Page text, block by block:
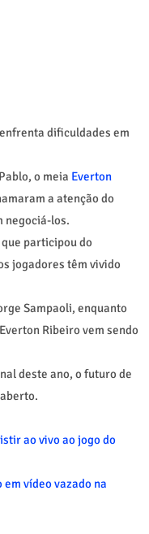
enfrenta dificuldades em
o meia Everton
a atenção do
negociá-los.
participou do
jogadores têm vivido
Sampaoli, enquanto
Ribeiro vem sendo
deste ano, o futuro de
ao vivo ao jogo do
vídeo vazado na